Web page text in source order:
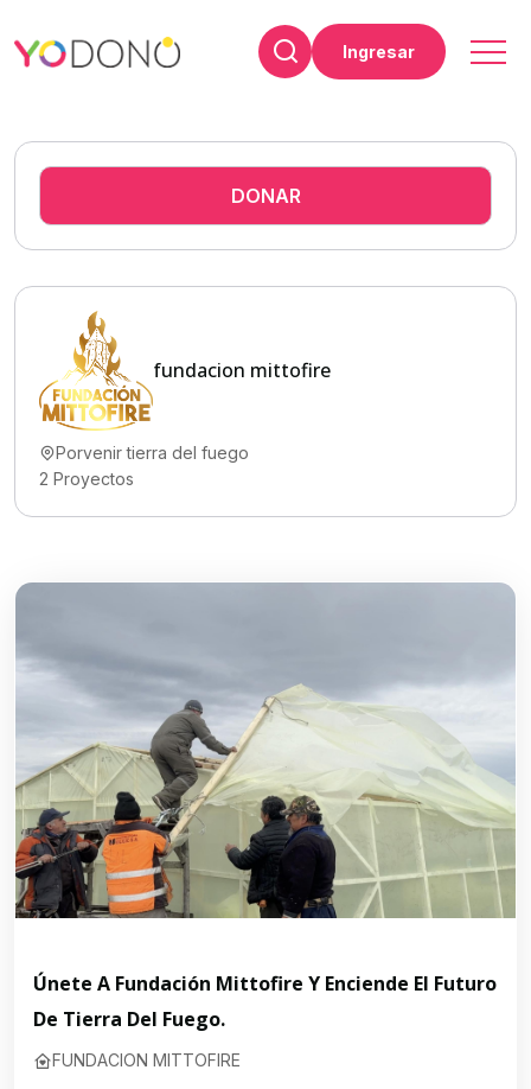
Ingresar
DONAR
fundacion mittofire
Porvenir tierra del fuego
2 Proyectos
Únete A Fundación Mittofire Y Enciende El Futuro
De Tierra Del Fuego.
FUNDACION MITTOFIRE